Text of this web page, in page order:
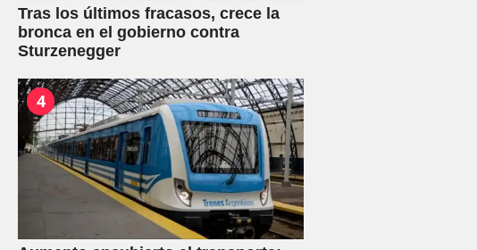
Tras los últimos fracasos, crece la
bronca en el gobierno contra
Sturzenegger
4